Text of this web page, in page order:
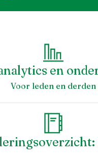
en
Voor leden en derden